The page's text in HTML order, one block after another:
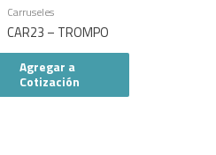
Carruseles
CAR23 – TROMPO
Agregar a
Cotización